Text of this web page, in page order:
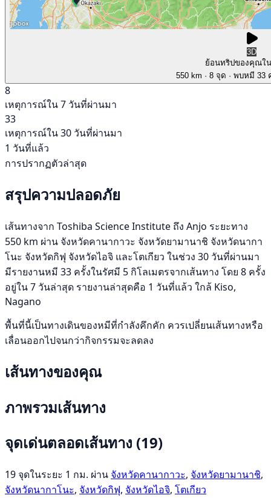
3D
ย้อนทริปของคุณใ
550 km · 8 จุด · พบหมี 33
8
เหตุการณ์ใน 7 วันที่ผ่านมา
33
เหตุการณ์ใน 30 วันที่ผ่านมา
1 วันที่แล้ว
การปรากฏตัวล่าสุด
สรุปความปลอดภัย
เส้นทางจาก Toshiba Science Institute ถึง Anjo ระยะทาง
550 km ผ่าน จังหวัดคานากาวะ จังหวัดยามานาชิ จังหวัดนากา
โนะ จังหวัดกิฟุ จังหวัดไอจิ และโตเกียว ในช่วง 30 วันที่ผ่านมา
มีรายงานหมี 33 ครั้งในรัศมี 5 กิโลเมตรจากเส้นทาง โดย 8 ครั้ง
อยู่ใน 7 วันล่าสุด รายงานล่าสุดคือ 1 วันที่แล้ว ใกล้ Kiso,
Nagano
พื้นที่นี้เป็นทางเดินของหมีที่กำลังคึกคัก ควรเปลี่ยนเส้นทางหรือ
เลื่อนออกไปจนกว่ากิจกรรมจะลดลง
เส้นทางของคุณ
ภาพรวมเส้นทาง
จุดเด่นตลอดเส้นทาง (19)
19 จุดในระยะ 1 กม. ผ่าน จังหวัดคานากาวะ, จังหวัดยามานาชิ,
จังหวัดนากาโนะ, จังหวัดกิฟุ, จังหวัดไอจิ, โตเกียว